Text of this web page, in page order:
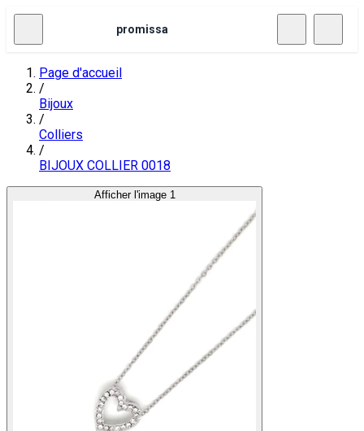
promissa
Page d'accueil
/
Bijoux
/
Colliers
/
BIJOUX COLLIER 0018
Afficher l'image 1